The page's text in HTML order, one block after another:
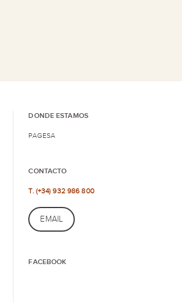
DONDE ESTAMOS
PAGESA
CONTACTO
T. (+34) 932 986 800
EMAIL
FACEBOOK